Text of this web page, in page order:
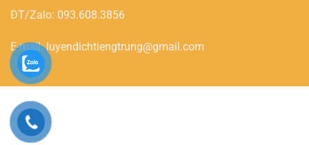
ĐT/Zalo: 093.608.3856
E-mail: luyendichtiengtrung@gmail.com